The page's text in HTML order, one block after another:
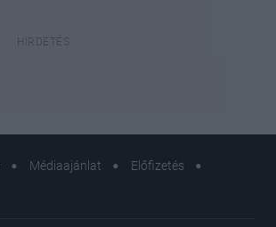
Médiaajánlat
Előfizetés